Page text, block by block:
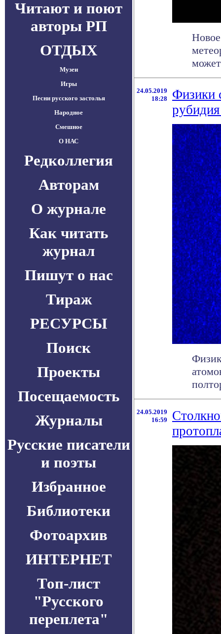
Читают и поют
авторы РП
ОТДЫХ
Музеи
Игры
Песни русского застолья
Народное
Смешное
О НАС
Редколлегия
Авторам
О журнале
Как читать
журнал
Пишут о нас
Тираж
РЕСУРСЫ
Поиск
Проекты
Посещаемость
Журналы
Русские писатели
и поэты
Избранное
Библиотеки
Фотоархив
ИНТЕРНЕТ
Топ-лист
"Русского
переплета"
Новое
24.05.2019
18:28
Физики
24.05.2019
16:59